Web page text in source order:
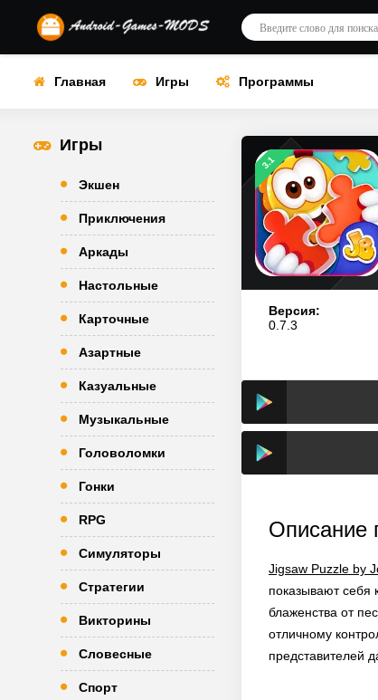
Главная Игры Программы
Игры
Экшен
Приключения
Аркады
Настольные
Карточные
Азартные
Казуальные
Музыкальные
Головоломки
Гонки
RPG
Симуляторы
Стратегии
Викторины
Словесные
Спорт
3.1
Версия:
0.7.3
Описание
Jigsaw Puzzle by
показывают
блаженства от
отличному
представителей